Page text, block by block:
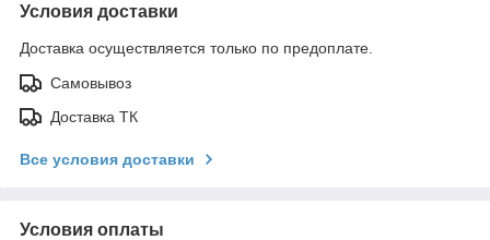
Условия доставки
Доставка осуществляется только по предоплате.
Самовывоз
Доставка ТК
Все условия доставки
Условия оплаты